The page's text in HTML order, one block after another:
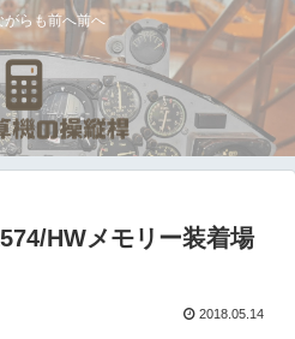
がらも前へ前へ
HWメモリー装着場
2018.05.14